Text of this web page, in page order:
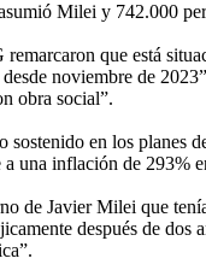
Milei y 742.000
que está
noviembre de
obra social”.
en los planes
una inflación de 293%
de Javier Milei que
después de dos